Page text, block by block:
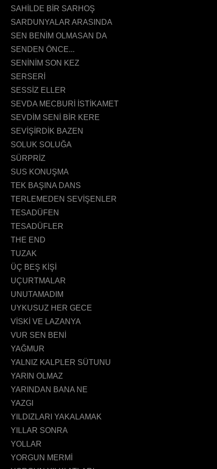
SAHİLDE BİR SARHOŞ
SARDUNYALAR ARASINDA
SEN BENİM OLMASAN DA
SENDEN ÖNCE...
SENİNİM SON KEZ
SERSERİ
SESSİZ ELLER
SEVDA MECBURİ İSTİKAMET
SEVDİM SENİ BİR KERE
SEVİŞİRDİK BAZEN
SOLUK SOLUĞA
SÜRPRİZ
SUS KONUŞMA
TEK BAŞINA DANS
TERLEMEDEN SEVİŞENLER
TESADÜFEN
TESADÜFLER
THE END
TUZAK
ÜÇ BEŞ KİŞİ
UÇURTMALAR
UNUTAMADIM
UYKUSUZ HER GECE
VİSKİ VE LAZANYA
VUR SEN BENİ
YAĞMUR
YALNIZ KALPLER SÜTUNU
YARIN OLMAZ
YARINDAN BANA NE
YAZGI
YILDIZLARI YAKALAMAK
YILLAR SONRA
YOLLAR
YORGUN MERMİ